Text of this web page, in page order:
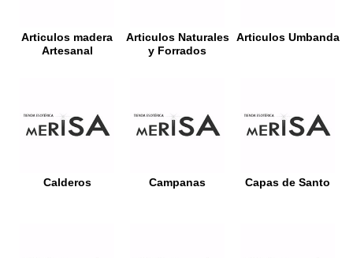
Articulos madera
Artesanal
Articulos Naturales
y Forrados
Articulos Umbanda
Calderos Campanas Capas de Santo